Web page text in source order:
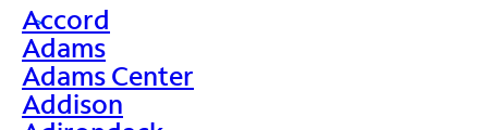
>
Accord
Adams
Adams Center
Addison